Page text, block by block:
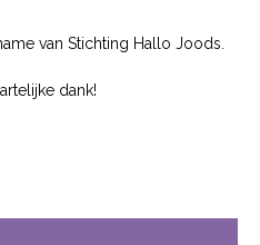
van Stichting Hallo Joods.
dank!